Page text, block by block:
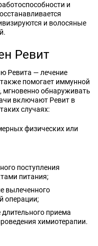
и
и волосяные
Ревит
Ревита — лечение
помогает иммунной
мгновенно обнаруживать
включают Ревит в
случаях:
физических или
поступления
питания;
вылеченного
операции;
приема
химиотерапии.